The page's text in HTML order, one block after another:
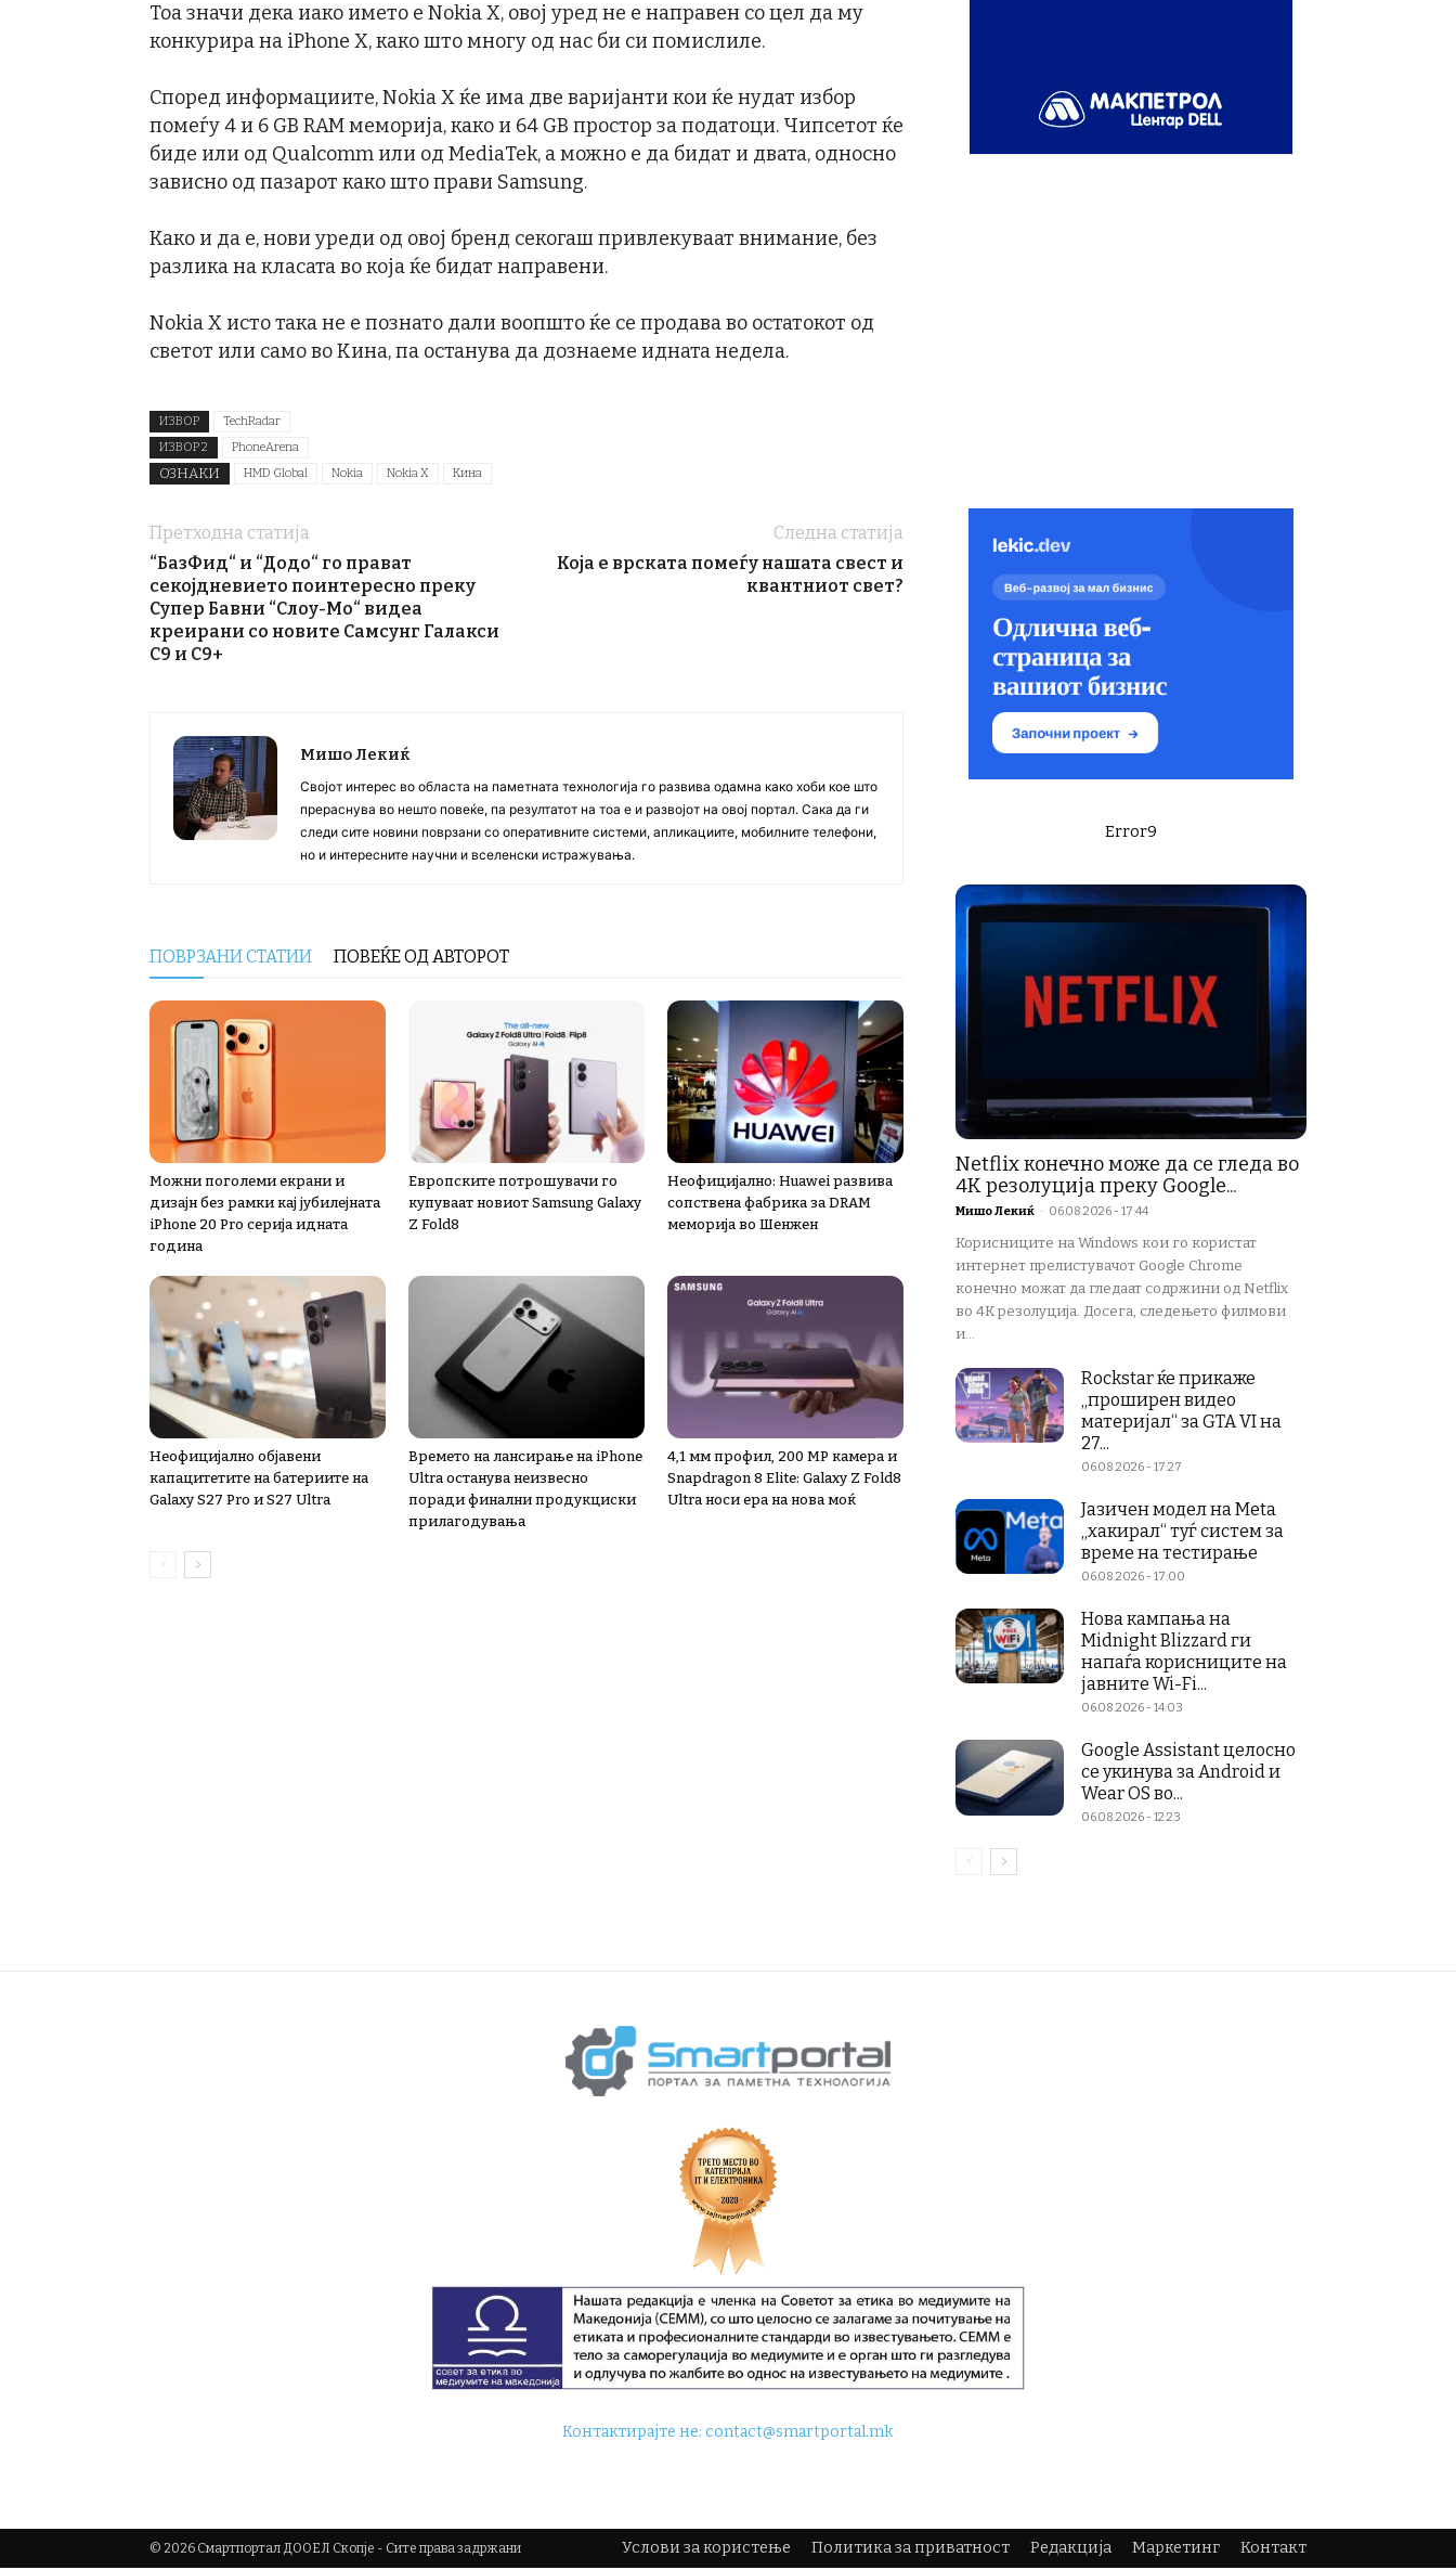
Тоа значи дека иако името е Nokia X, овој уред не е направен со цел да му
конкурира на iPhone X, како што многу од нас би си помислиле.
Според информациите, Nokia X ќе има две варијанти кои ќе нудат избор
помеѓу 4 и 6 GB RAM меморија, како и 64 GB простор за податоци. Чипсетот ќе
биде или од Qualcomm или од MediaTek, а можно е да бидат и двата, односно
зависно од пазарот како што прави Samsung.
Како и да е, нови уреди од овој бренд секогаш привлекуваат внимание, без
разлика на класата во која ќе бидат направени.
Nokia X исто така не е познато дали воопшто ќе се продава во остатокот од
светот или само во Кина, па останува да дознаеме идната недела.
ИЗВОР
TechRadar
ИЗВОР 2
PhoneArena
ОЗНАКИ HMD Global Nokia Nokia X Кина
Претходна статија
“БазФид“ и “Додо“ го прават
секојдневието поинтересно преку
Супер Бавни “Слоу-Мо“ видеа
креирани со новите Самсунг Галакси
С9 и С9+
Следна статија
Која е врската помеѓу нашата свест и
квантниот свет?
Мишо Лекиќ
Својот интерес во областа на паметната технологија го развива одамна како хоби кое што
прераснува во нешто повеќе, па резултатот на тоа е и развојот на овој портал. Сака да ги
следи сите новини поврзани со оперативните системи, апликациите, мобилните телефони,
но и интересните научни и вселенски истражувања.
ПОВРЗАНИ СТАТИИ ПОВЕЌЕ ОД АВТОРОТ
Можни поголеми екрани и
дизајн без рамки кај јубилејната
iPhone 20 Pro серија идната
година
Европските потрошувачи го
купуваат новиот Samsung Galaxy
Z Fold8
Неофицијално: Huawei развива
сопствена фабрика за DRAM
меморија во Шенжен
Неофицијално објавени
капацитетите на батериите на
Galaxy S27 Pro и S27 Ultra
Времето на лансирање на iPhone
Ultra останува неизвесно
поради финални продукциски
прилагодувања
4,1 мм профил, 200 MP камера и
Snapdragon 8 Elite: Galaxy Z Fold8
Ultra носи ера на нова моќ
Error9
Netflix конечно може да се гледа во
4K резолуција преку Google...
Мишо Лекиќ - 06.08.2026 - 17:44
Корисниците на Windows кои го користат
интернет прелистувачот Google Chrome
конечно можат да гледаат содржини од Netflix
во 4K резолуција. Досега, следењето филмови
и...
Rockstar ќе прикаже
„проширен видео
материјал“ за GTA VI на
27...
06.08.2026 - 17:27
Јазичен модел на Meta
„хакирал“ туѓ систем за
време на тестирање
06.08.2026 - 17:00
Нова кампања на
Midnight Blizzard ги
напаѓа корисниците на
јавните Wi-Fi...
06.08.2026 - 14:03
Google Assistant целосно
се укинува за Android и
Wear OS во...
06.08.2026 - 12:23
Контактирајте не:contact@smartportal.mk
Услови за користење Политика за приватност Редакција Маркетинг Контакт
© 2026 Смартпортал ДООЕЛ Скопје - Сите права задржани